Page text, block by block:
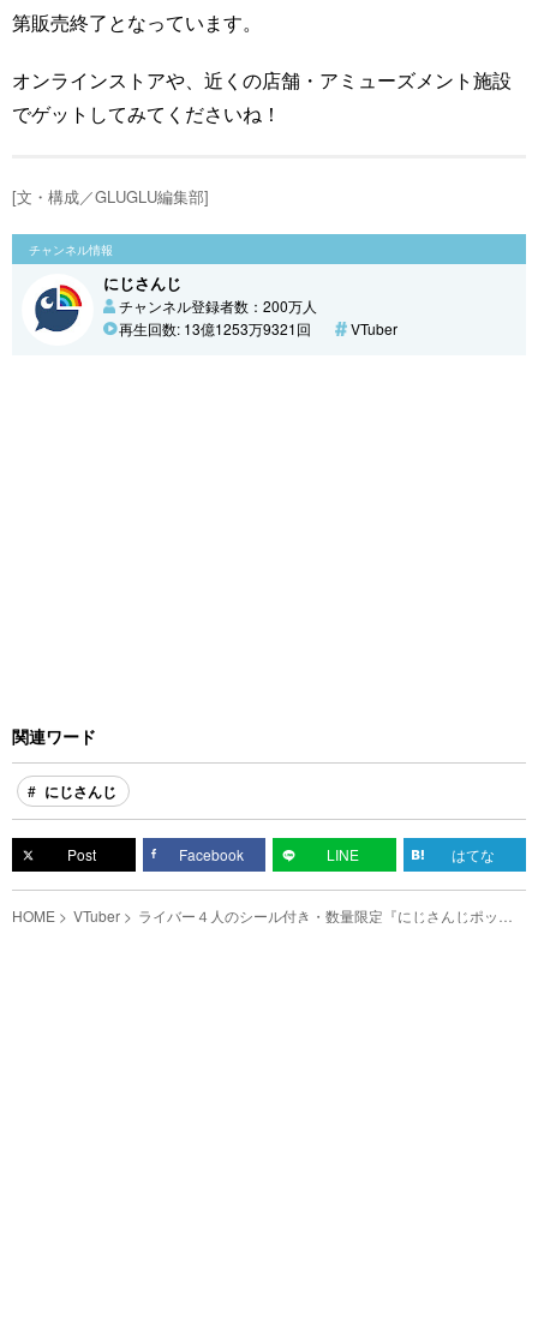
第販売終了となっています。
オンラインストアや、近くの店舗・アミューズメント施設
でゲットしてみてくださいね！
[文・構成／GLUGLU編集部]
チャンネル情報
にじさんじ
チャンネル登録者数：200万人
再生回数: 13億1253万9321回
VTuber
関連ワード
にじさんじ
Post Facebook LINE はてな
HOME VTuber ライバー４人のシール付き・数量限定『にじさんじポップ
コーン2 うすしお味』が発売